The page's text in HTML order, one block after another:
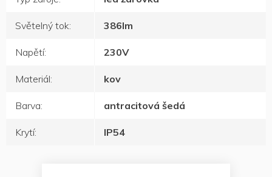
Světelný tok: 386lm
Napětí: 230V
Materiál: kov
Barva: antracitová šedá
Krytí: IP54